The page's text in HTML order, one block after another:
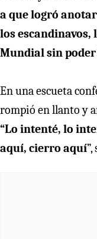
a que logró
los escandinavos,
Mundial sin
En una escueta
rompió en llanto y
“Lo intenté, lo
aquí, cierro aquí